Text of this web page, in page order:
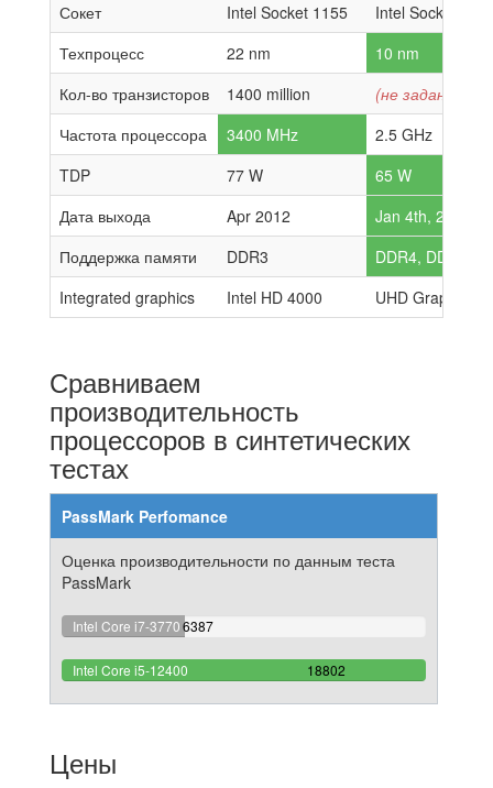
Сокет
Intel Socket 1155
Intel Socket
Техпроцесс
22 nm
10 nm
Кол-во транзисторов
1400 million
(не задано)
Частота процессора
3400 MHz
2.5 GHz
TDP
77 W
65 W
Дата выхода
Apr 2012
Jan 4th, 2022
Поддержка памяти
DDR3
DDR4, DDR5
Integrated graphics
Intel HD 4000 UHD Graphics
Сравниваем
производительность
процессоров в синтетических
тестах
PassMark Perfomance
Оценка производительности по данным теста
PassMark
Intel Core i7-37706387
33.969790447825%
Intel Core i5-12400
18802
100%
Цены